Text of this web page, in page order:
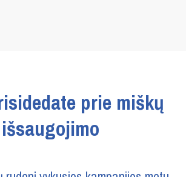
prie miškų
išsaugojimo